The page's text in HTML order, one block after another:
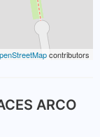
contributors
ARCO